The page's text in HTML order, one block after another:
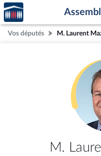
Aller au contenu
Aller en bas de la page
Accèder
à la
page
d'accueil
Vos députés
M.